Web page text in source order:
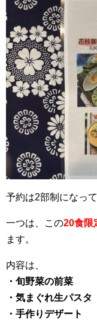
予約は2部制になっ
一つは、この20食限
ます。
内容は、
・旬野菜の前菜
・気まぐれ生パスタ
・手作りデザート